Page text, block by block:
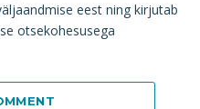
eest ning kirjutab
otsekohesusega